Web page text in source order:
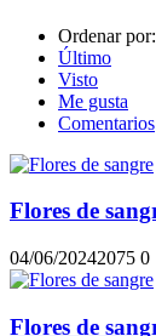
Ordenar por:
Último
Visto
Me gusta
Comentarios
Flores de
04/06/20242075 0
Flores de